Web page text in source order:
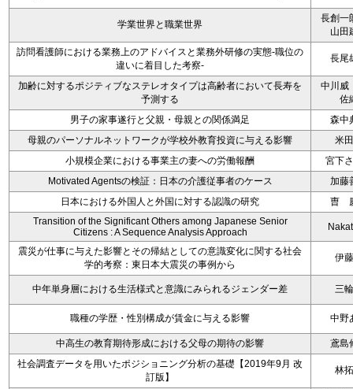
学業世界と職業世界
長創一
山田
訪問看護師における業務上のアドバイスと業務外研修の実態-職位の
違いに着目した考察-
長尾
加齢に対するポジティブなステレオタイプは高齢者において長寿を
予測する
中川威
佐
男子の家事遂行と父親・母親との関係満足
森中
母親のパーソナルネットワークが学校外教育投資に与える影響
米
小規模企業における事業主の妻への労働報酬
宮下
Motivated Agentsの検証：日本の介護従事者のケース
加藤
日本における外国人と外国に対する認識の研究
曺
Transition of the Significant Others among Japanese Senior
Citizens : A Sequence Analysis Approach
震災が仕事に与えた影響とその帰結としての意識変化に関する社会
学的考察：東日本大震災の事例から
伊
中年単身層における生活様式と意識にみられるジェンダー差 三
職種の学歴・性別構成が賃金に与える影響 中野
中高生の教育期待形成における父母の期待の影響
鳶島
社会調査データを用いたポジショニング分析の基礎【2019年9月 改
訂版】
林